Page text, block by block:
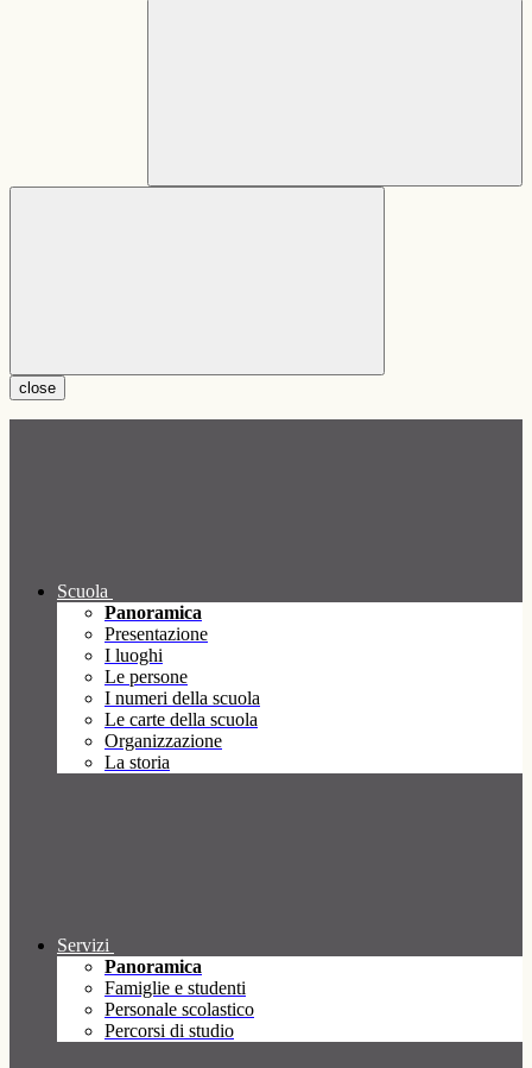
close
Scuola
Panoramica
Presentazione
I luoghi
Le persone
I numeri della scuola
Le carte della scuola
Organizzazione
La storia
Servizi
Panoramica
Famiglie e studenti
Personale scolastico
Percorsi di studio